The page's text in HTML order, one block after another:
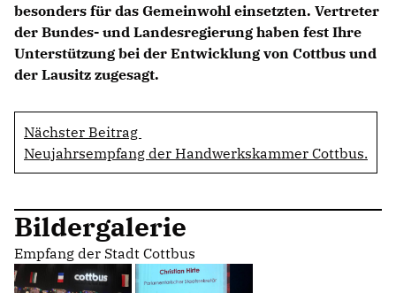
besonders für das Gemeinwohl einsetzten. Vertreter
der Bundes- und Landesregierung haben fest Ihre
Unterstützung bei der Entwicklung von Cottbus und
der Lausitz zugesagt.
Nächster Beitrag
Neujahrsempfang der Handwerkskammer Cottbus.
Bildergalerie
Empfang der Stadt Cottbus